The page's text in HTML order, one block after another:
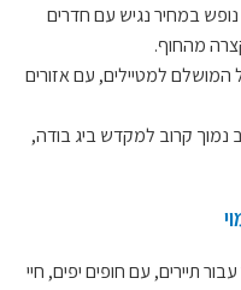
במחיר נגיש עם חדרים
מהחוף.
המושלם למטיילים, עם אזורים
נמוך קרוב למקדש ביג בודה,
תיירים, עם חופים יפים, חיי